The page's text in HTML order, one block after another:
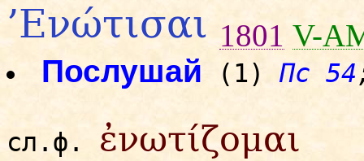
’Ενώτισαι 1801 V-
Послушай (1) Пс 54
сл.ф. ἐνωτίζομαι